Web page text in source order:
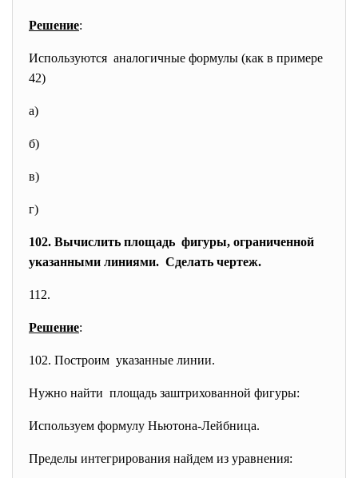
Решение:
Используются аналогичные формулы (как в примере
42)
а)
б)
в)
г)
102. Вычислить площадь фигуры, ограниченной
указанными линиями. Сделать чертеж.
112.
Решение:
102. Построим указанные линии.
Нужно найти площадь заштрихованной фигуры:
Используем формулу Ньютона-Лейбница.
Пределы интегрирования найдем из уравнения: